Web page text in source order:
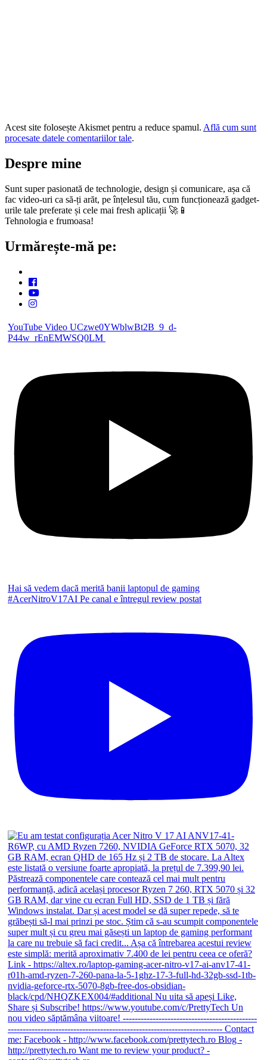
Acest site folosește Akismet pentru a reduce spamul. Află cum sunt
procesate datele comentariilor tale.
Despre mine
Sunt super pasionată de technologie, design și comunicare, așa că
fac video-uri ca să-ți arăt, pe înțelesul tău, cum funcționează gadget-
urile tale preferate și cele mai fresh aplicații 🚀📱
Tehnologia e frumoasa!
Urmărește-mă pe:
YouTube Video UCzwe0YWblwBt2B_9_d-
P44w_rEnEMWSQ0LM
Hai să vedem dacă merită banii laptopul de gaming
#AcerNitroV17AI Pe canal e întregul review postat